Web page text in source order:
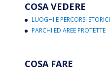
COSA VEDERE
LUOGHI E PERCORSI STORICI
PARCHI ED AREE PROTETTE
COSA FARE